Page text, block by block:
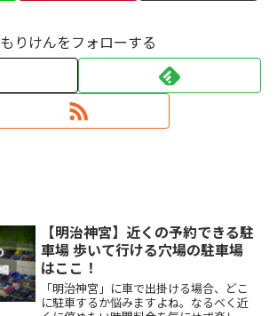
もりけんをフォローする
【明治神宮】近くの予約できる駐
車場 歩いて行ける穴場の駐車場
はここ！
「明治神宮」に車で出掛ける場合、どこ
に駐車するか悩みますよね。なるべく近